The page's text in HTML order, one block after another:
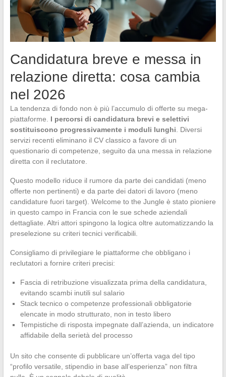
Candidatura breve e messa in
relazione diretta: cosa cambia
nel 2026
La tendenza di fondo non è più l’accumulo di offerte su mega-
piattaforme. I percorsi di candidatura brevi e selettivi
sostituiscono progressivamente i moduli lunghi . Diversi
servizi recenti eliminano il CV classico a favore di un
questionario di competenze, seguito da una messa in relazione
diretta con il reclutatore.
Questo modello riduce il rumore da parte dei candidati (meno
offerte non pertinenti) e da parte dei datori di lavoro (meno
candidature fuori target). Welcome to the Jungle è stato pioniere
in questo campo in Francia con le sue schede aziendali
dettagliate. Altri attori spingono la logica oltre automatizzando la
preselezione su criteri tecnici verificabili.
Consigliamo di privilegiare le piattaforme che obbligano i
reclutatori a fornire criteri precisi:
Fascia di retribuzione visualizzata prima della candidatura,
evitando scambi inutili sul salario
Stack tecnico o competenze professionali obbligatorie
elencate in modo strutturato, non in testo libero
Tempistiche di risposta impegnate dall’azienda, un indicatore
affidabile della serietà del processo
Un sito che consente di pubblicare un’offerta vaga del tipo
“profilo versatile, stipendio in base all’esperienza” non filtra